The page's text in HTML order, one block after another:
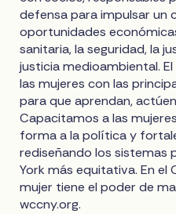
defensa para impulsar un
oportunidades
sanitaria, la seguridad, la
justicia medioambiental.
las mujeres con las
para que aprendan,
Capacitamos a las
forma a la política y
rediseñando los sistemas
York más equitativa. En el
mujer tiene el poder de
wccny.org.